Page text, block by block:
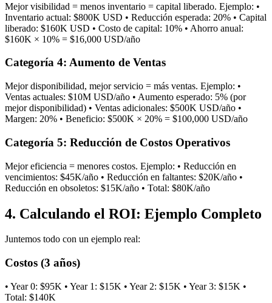
Mejor visibilidad = menos inventario = capital liberado. Ejemplo: •
Inventario actual: $800K USD • Reducción esperada: 20% • Capital
liberado: $160K USD • Costo de capital: 10% • Ahorro anual:
$160K × 10% = $16,000 USD/año
Categoría 4: Aumento de Ventas
Mejor disponibilidad, mejor servicio = más ventas. Ejemplo: •
Ventas actuales: $10M USD/año • Aumento esperado: 5% (por
mejor disponibilidad) • Ventas adicionales: $500K USD/año •
Margen: 20% • Beneficio: $500K × 20% = $100,000 USD/año
Categoría 5: Reducción de Costos Operativos
Mejor eficiencia = menores costos. Ejemplo: • Reducción en
vencimientos: $45K/año • Reducción en faltantes: $20K/año •
Reducción en obsoletos: $15K/año • Total: $80K/año
4. Calculando el ROI: Ejemplo Completo
Juntemos todo con un ejemplo real:
Costos (3 años)
• Year 0: $95K • Year 1: $15K • Year 2: $15K • Year 3: $15K •
Total: $140K